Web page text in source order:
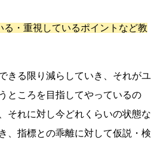
・重視しているポイントなど教
きる限り減らしていき、それがユ
ところを目指してやっているの
それに対し今どれくらいの状態な
、指標との乖離に対して仮説・検